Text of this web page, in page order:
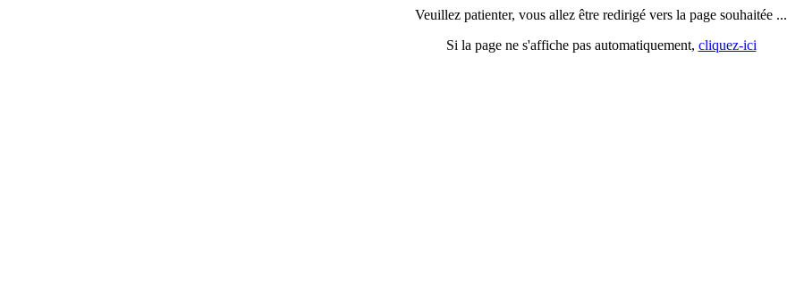
Veuillez patienter, vous allez être redirigé vers la page souhaitée ...
Si la page ne s'affiche pas automatiquement, cliquez-ici